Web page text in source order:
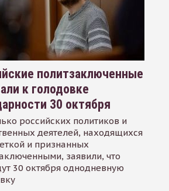
политзаключенные
к голодовке
30 октября
российских политиков и
деятелей, находящихся
и признанных
заявили, что
30 октября однодневную